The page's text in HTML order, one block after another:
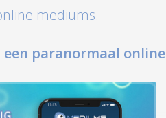
mediums.
paranormaal